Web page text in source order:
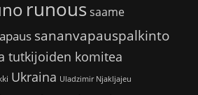
runoussaame
sananvapauspalkinto
tutkijoiden komitea
Ukraina Uladzimir Njakljajeu